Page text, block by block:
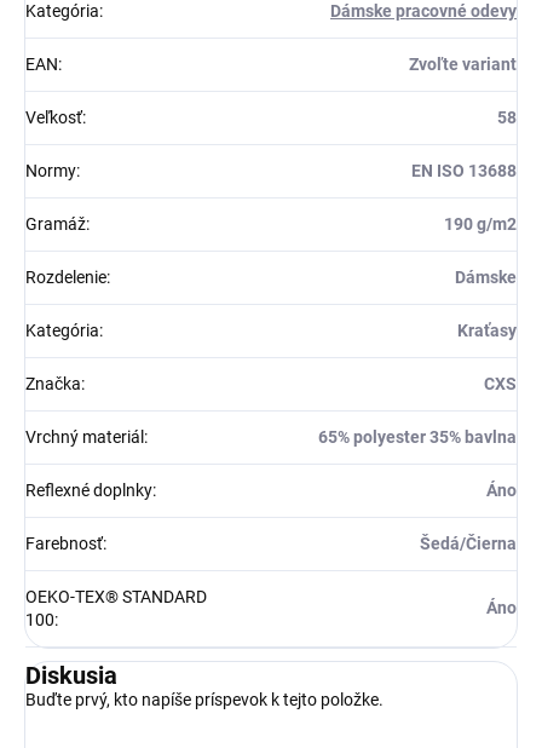
Kategória: Dámske pracovné odevy
EAN: Zvoľte variant
Veľkosť: 58
Normy: EN ISO 13688
Gramáž: 190 g/m2
Rozdelenie: Dámske
Kategória: Kraťasy
Značka: CXS
Vrchný materiál : 65% polyester 35% bavlna
Reflexné doplnky: Áno
Farebnosť: Šedá/Čierna
OEKO-TEX® STANDARD
100:
Áno
Diskusia
Buďte prvý, kto napíše príspevok k tejto položke.